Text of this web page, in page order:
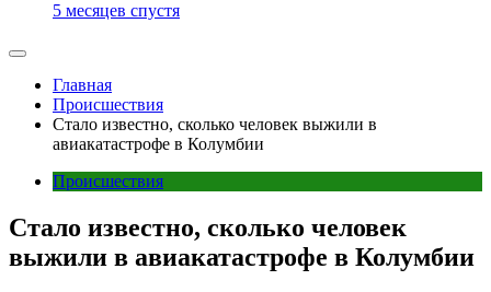
5 месяцев спустя
Главная
Происшествия
Стало известно, сколько человек выжили в
авиакатастрофе в Колумбии
Происшествия
Стало известно, сколько человек
выжили в авиакатастрофе в Колумбии